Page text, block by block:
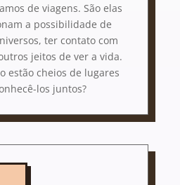
de viagens. São elas
a possibilidade de
ter contato com
jeitos de ver a vida.
estão cheios de lugares
los juntos?